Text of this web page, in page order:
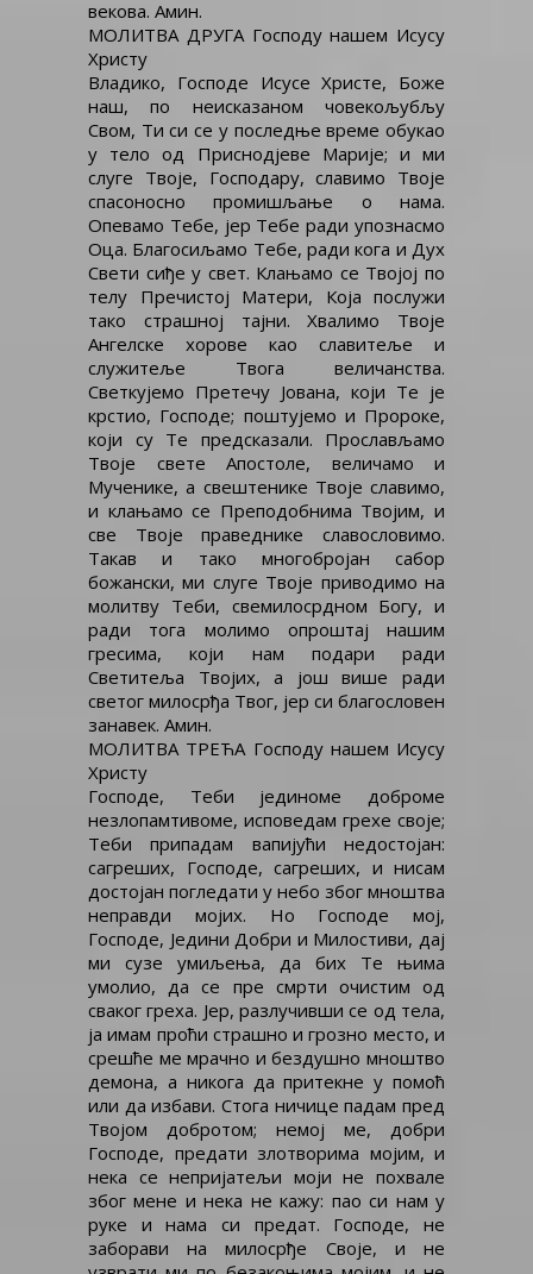
векова. Амин.
МОЛИТВА ДРУГА Господу нашем Исусу
Христу
Владико, Господе Исусе Христе, Боже
наш, по неисказаном човекољубљу
Свом, Ти си се у последње време обукао
у тело од Приснодјеве Марије; и ми
слуге Твоје, Господару, славимо Твоје
спасоносно промишљање о нама.
Опевамо Тебе, јер Тебе ради упознасмо
Оца. Благосиљамо Тебе, ради кога и Дух
Свети сиђе у свет. Клањамо се Твојој по
телу Пречистој Матери, Која послужи
тако страшној тајни. Хвалимо Твоје
Ангелске хорове као славитеље и
служитеље Твога величанства.
Светкујемо Претечу Јована, који Те је
крстио, Господе; поштујемо и Пророке,
који су Те предсказали. Прослављамо
Твоје свете Апостоле, величамо и
Мученике, а свештенике Твоје славимо,
и клањамо се Преподобнима Твојим, и
све Твоје праведнике славословимо.
Такав и тако многобројан сабор
божански, ми слуге Твоје приводимо на
молитву Теби, свемилосрдном Богу, и
ради тога молимо опроштај нашим
гресима, који нам подари ради
Светитеља Твојих, а још више ради
светог милосрђа Твог, јер си благословен
занавек. Амин.
МОЛИТВА ТРЕЋА Господу нашем Исусу
Христу
Господе, Теби јединоме доброме
незлопамтивоме, исповедам грехе своје;
Теби припадам вапијући недостојан:
сагреших, Господе, сагреших, и нисам
достојан погледати у небо због мноштва
неправди мојих. Но Господе мој,
Господе, Једини Добри и Милостиви, дај
ми сузе умиљења, да бих Те њима
умолио, да се пре смрти очистим од
сваког греха. Јер, разлучивши се од тела,
ја имам проћи страшно и грозно место, и
срешће ме мрачно и бездушно мноштво
демона, а никога да притекне у помоћ
или да избави. Стога ничице падам пред
Твојом добротом; немој ме, добри
Господе, предати злотворима мојим, и
нека се непријатељи моји не похвале
због мене и нека не кажу: пао си нам у
руке и нама си предат. Господе, не
заборави на милосрђе Своје, и не